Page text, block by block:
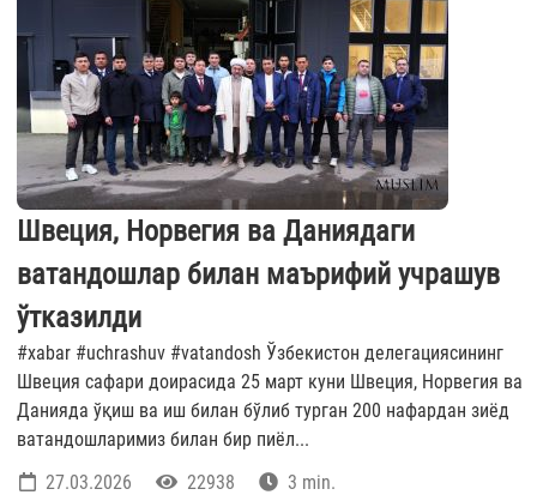
Швеция, Норвегия ва Даниядаги
ватандошлар билан маърифий учрашув
ўтказилди
#xabar #uchrashuv #vatandosh Ўзбекистон делегациясининг
Швеция сафари доирасида 25 март куни Швеция, Норвегия ва
Данияда ўқиш ва иш билан бўлиб турган 200 нафардан зиёд
ватандошларимиз билан бир пиёл...
27.03.2026
22938 3 min.